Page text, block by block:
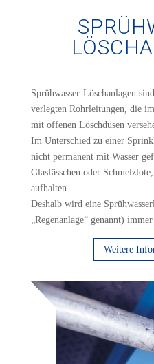
Sprühwasser-Löschanlagen
verlegten Rohrleitungen, die
mit offenen Löschdüsen
Im Unterschied zu einer
nicht permanent mit Wasser
Glasfässchen oder
aufhalten.
Deshalb wird eine
„Regenanlage“ genannt) immer
Weitere